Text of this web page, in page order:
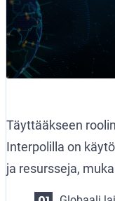
Täyttääkseen
Interpolilla on
ja resursseja,